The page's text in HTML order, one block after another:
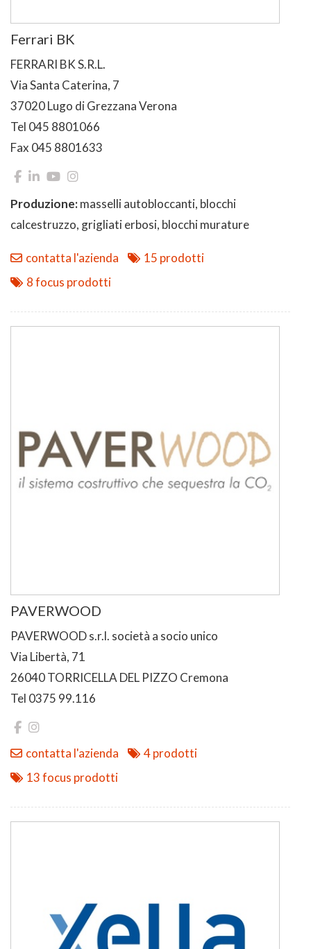
Ferrari BK
FERRARI BK S.R.L.
Via Santa Caterina, 7
37020 Lugo di Grezzana Verona
Tel 045 8801066
Fax 045 8801633
Produzione:masselli autobloccanti, blocchi
calcestruzzo, grigliati erbosi, blocchi murature
contatta l'azienda
15 prodotti
8 focus prodotti
PAVERWOOD
PAVERWOOD s.r.l. società a socio unico
Via Libertà, 71
26040 TORRICELLA DEL PIZZO Cremona
Tel 0375 99.116
contatta l'azienda
4 prodotti
13 focus prodotti